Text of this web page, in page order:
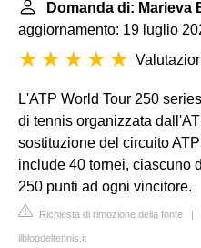
Domanda di: Marieva
aggiornamento: 19 luglio
L'ATP World Tour 250
di tennis organizzata
sostituzione del circuito
include 40 tornei, ciascuno
250 punti ad ogni vincitore.
Richiesta di rimozione della fonte |
ilblogdeltennis.it